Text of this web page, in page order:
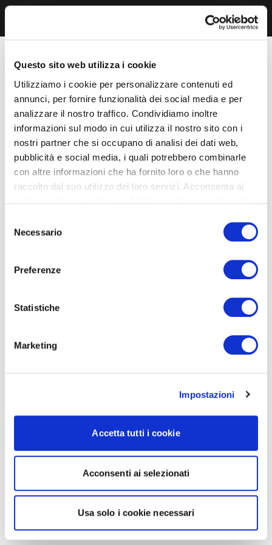
Questo sito web utilizza i cookie
Utilizziamo i cookie per personalizzare contenuti ed
annunci, per fornire funzionalità dei social media e per
analizzare il nostro traffico. Condividiamo inoltre
informazioni sul modo in cui utilizza il nostro sito con i
nostri partner che si occupano di analisi dei dati web,
pubblicità e social media, i quali potrebbero combinarle
con altre informazioni che ha fornito loro o che hanno
raccolto dal suo utilizzo dei loro servizi. Acconsenta ai
delNecessario
Preferenze
Statistiche
Marketing
Impostazioni
Accetta tutti i cookie
Acconsenti ai selezionati
Usa solo i cookie necessari